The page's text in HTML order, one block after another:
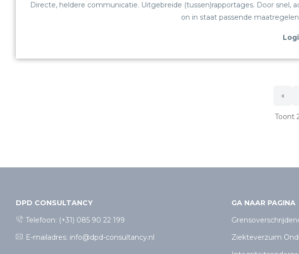
Directe, heldere communicatie. Uitgebreide (tussen)rapportages. Door
on in staat passende
«
Toont
DPD CONSULTANCY
Telefoon: (+31) 085 90 22 199
E-mailadres: info@dpd-consultancy.nl
GA NAAR PAGINA
Ziekteverzuim